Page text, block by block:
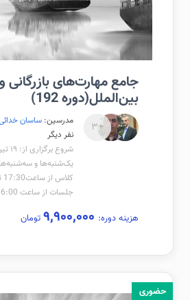
جامع مهارت‌های بازرگانی
بین‌الملل(دوره 192)
+۳ مدرسین: ساسان
نفر دیگر
شروع برگزاری از: ۱۹ تیر ۱۴۰۳
جلسات از ساعت 16:00 تا 19:30
هزینه دوره: تومان
حضوری